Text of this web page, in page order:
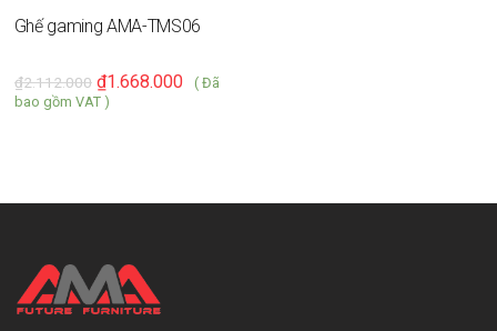
Ghế gaming AMA-TMS06
2.112.000
₫ 1.668.000
₫
( Đã
bao gồm VAT )